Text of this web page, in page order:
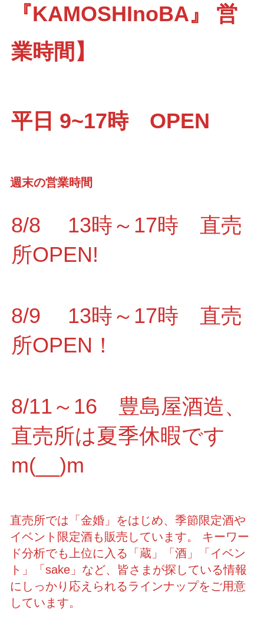
『KAMOSHInoBA』 営
業時間】
平日 9~17時 OPEN
週末の営業時間
8/8 13時～17時 直売
所OPEN!
8/9 13時～17時 直売
所OPEN！
8/11～16 豊島屋酒造、
直売所は夏季休暇です
m(__)m
直売所では「金婚」をはじめ、季節限定酒や
イベント限定酒も販売しています。 キーワー
ド分析でも上位に入る「蔵」「酒」「イベン
ト」「sake」など、皆さまが探している情報
にしっかり応えられるラインナップをご用意
しています。